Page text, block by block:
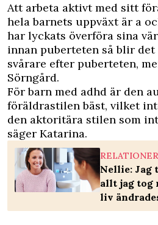
Att arbeta aktivt med sitt
hela barnets uppväxt är a
har lyckats överföra sina
innan puberteten så blir
svårare efter puberteten,
Sörngård.
För barn med adhd är den
föräldrastilen bäst, vilket
den aktoritära stilen som
säger Katarina.
RELATIONER
Nellie: Jag
allt jag tog
liv